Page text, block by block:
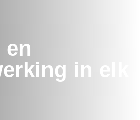
en
in elk